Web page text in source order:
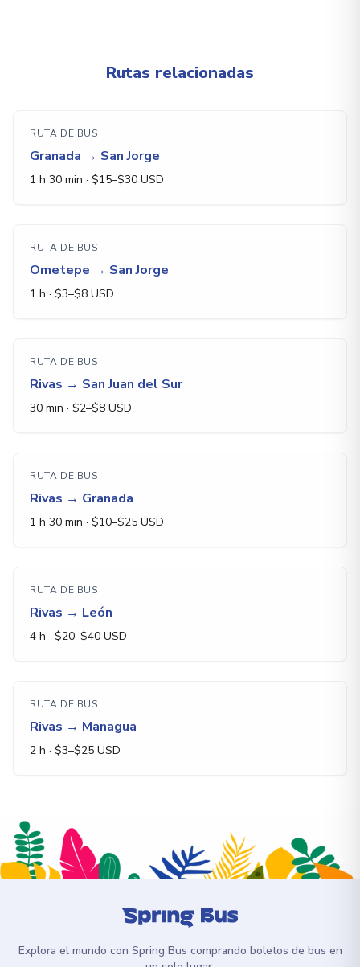
Rutas relacionadas
RUTA DE BUS
Granada → San Jorge
1 h 30 min · $15–$30 USD
RUTA DE BUS
Ometepe → San Jorge
1 h · $3–$8 USD
RUTA DE BUS
Rivas → San Juan del Sur
30 min · $2–$8 USD
RUTA DE BUS
Rivas → Granada
1 h 30 min · $10–$25 USD
RUTA DE BUS
Rivas → León
4 h · $20–$40 USD
RUTA DE BUS
Rivas → Managua
2 h · $3–$25 USD
Explora el mundo con Spring Bus comprando boletos de bus en